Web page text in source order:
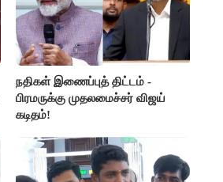
நதிகள் இணைப்புத் திட்டம் -
பிரமருக்கு முதலமைச்சர் விஜய்
கடிதம்!